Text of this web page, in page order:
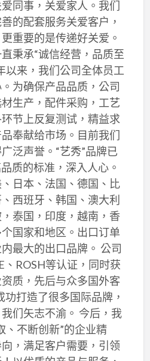
同事，关爱家人。我们
的配套服务关爱客户，
重要的是传递好关爱。
秉承“诚信经营，品质至
以来，我们公司全体员工
为确保产品品质，公司
生产，配件采购，工艺
节上反复测试，精益求
奉献给市场。目前我们
泛声誉。“艺秀”品牌已
质的标准，深入人心。
日本、法国、德国、比
西班牙、韩国、澳大利
泰国，印度，越南，香
国家和地区。出口订单
最大的出口品牌。 公司
、ROSH等认证，同时获
质，先后与众多国外客
打造了很多国际品牌，
们矢志不渝。 今后，我
、不断创新”的企业精
，满足客户需要，引领